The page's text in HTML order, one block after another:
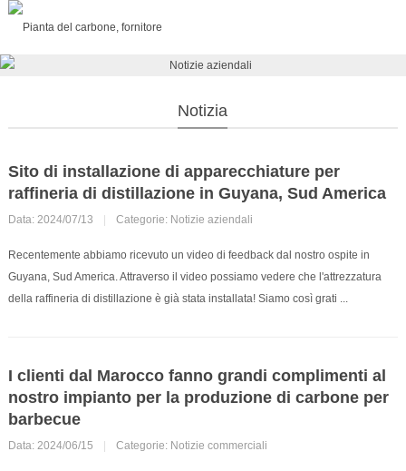
Notizia
Sito di installazione di apparecchiature per
raffineria di distillazione in Guyana, Sud America
Data: 2024/07/13 Categorie: Notizie aziendali
Recentemente abbiamo ricevuto un video di feedback dal nostro ospite in
Guyana, Sud America. Attraverso il video possiamo vedere che l'attrezzatura
della raffineria di distillazione è già stata installata! Siamo così grati ...
I clienti dal Marocco fanno grandi complimenti al
nostro impianto per la produzione di carbone per
barbecue
Data: 2024/06/15 Categorie: Notizie commerciali